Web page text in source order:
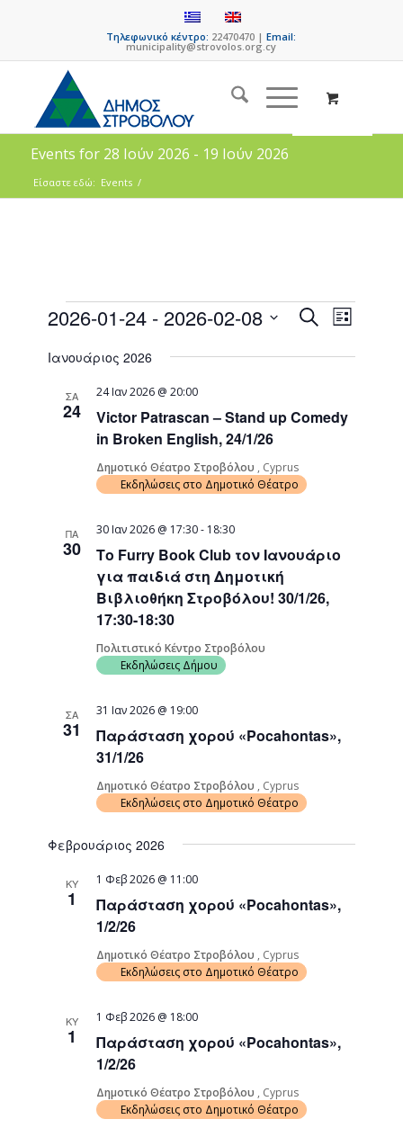
Τηλεφωνικό κέντρο: 22470470 |Email:
municipality@strovolos.org.cy
Events for 28 Ιούν 2026 - 19 Ιούν 2026
Είσαστε εδώ: Events /
Events
SearchEvent
Views
List
2026-01-24 - 2026-02-08
date.
Ιανουάριος 2026
ΣΑ
24
Victor Patrascan – Stand up Comedy
in Broken English, 24/1/26
24 Ιαν 2026 @ 20:00
Δημοτικό Θέατρο Στροβόλου , Cyprus
Εκδηλώσεις στο Δημοτικό Θέατρο
ΠΑ
30
Το Furry Book Club τον Ιανουάριο
για παιδιά στη Δημοτική
Βιβλιοθήκη Στροβόλου! 30/1/26,
17:30-18:30
30 Ιαν 2026 @ 17:30- 18:30
Πολιτιστικό Κέντρο Στροβόλου
Εκδηλώσεις Δήμου
ΣΑ
31
Παράσταση χορού «Pocahontas»,
31/1/26
31 Ιαν 2026 @ 19:00
Δημοτικό Θέατρο Στροβόλου , Cyprus
Εκδηλώσεις στο Δημοτικό Θέατρο
Φεβρουάριος 2026
ΚΥ
1
Παράσταση χορού «Pocahontas»,
1/2/26
1 Φεβ 2026 @ 11:00
Δημοτικό Θέατρο Στροβόλου , Cyprus
Εκδηλώσεις στο Δημοτικό Θέατρο
ΚΥ
1
Παράσταση χορού «Pocahontas»,
1/2/26
1 Φεβ 2026 @ 18:00
Δημοτικό Θέατρο Στροβόλου , Cyprus
Εκδηλώσεις στο Δημοτικό Θέατρο